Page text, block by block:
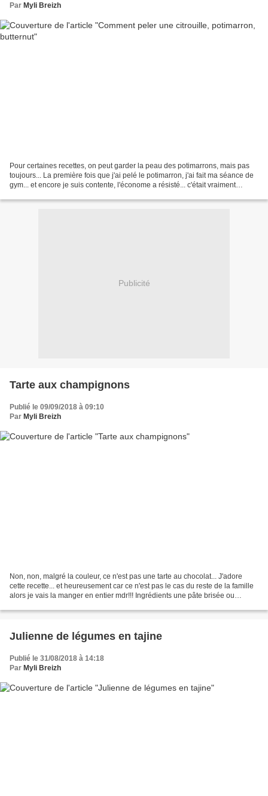
Par Myli Breizh
Pour certaines recettes, on peut garder la peau des potimarrons, mais pas
toujours... La première fois que j'ai pelé le potimarron, j'ai fait ma séance de
gym... et encore je suis contente, l'économe a résisté... c'était vraiment
Publicité
Tarte aux champignons
Publié le 09/09/2018 à 09:10
Par Myli Breizh
Non, non, malgré la couleur, ce n'est pas une tarte au chocolat... J'adore
cette recette... et heureusement car ce n'est pas le cas du reste de la famille
alors je vais la manger en entier mdr!!! Ingrédients une pâte brisée ou
Julienne de légumes en tajine
Publié le 31/08/2018 à 14:18
Par Myli Breizh